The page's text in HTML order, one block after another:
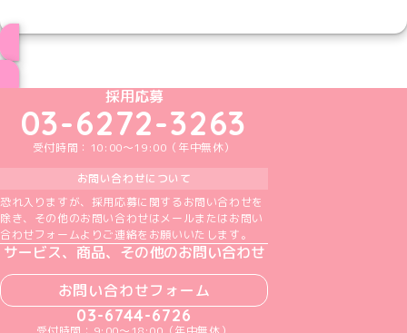
めいどりーみんTikTok公式アカウント
めいどりーみんX公式アカウント
採用応募
03-6272-3263
受付時間：10:00～19:00（年中無休）
お問い合わせについて
恐れ入りますが、採用応募に関するお問い合わせを
除き、その他のお問い合わせはメールまたはお問い
合わせフォームよりご連絡をお願いいたします。
サービス、商品、その他のお問い合わせ
お問い合わせフォーム
03-6744-6726